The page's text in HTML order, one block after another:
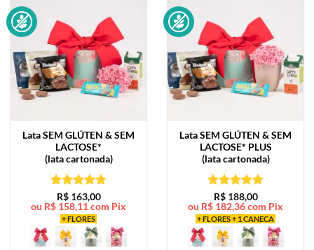
LataSEM GLÚTEN & SEM
LACTOSE*
(lata cartonada)
Avaliação5
de 5
R$163,00
ou R$ 158,11 com Pix
+ FLORES
LataSEM GLÚTEN & SEM
LACTOSE* PLUS
(lata cartonada)
Avaliação5
de 5
R$188,00
ou R$ 182,36com Pix
+ FLORES + 1 CANECA